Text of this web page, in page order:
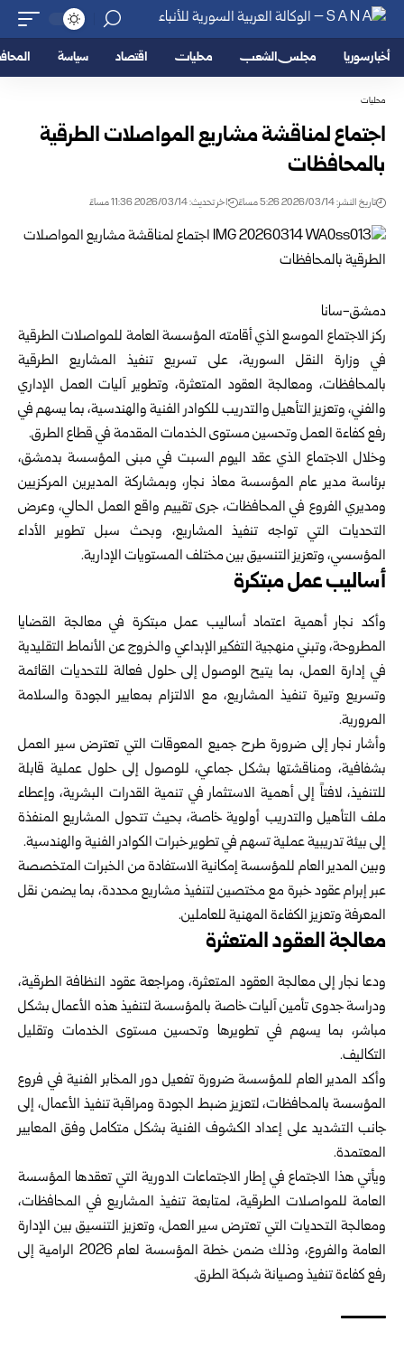
أخبار سوريا مجلس الشعب محليات اقتصاد سياسة
محليات
اجتماع لمناقشة مشاريع المواصلات الطرقية
بالمحافظات
تاريخ النشر: 2026/03/14 5:26 مساءً اخر تحديث: 2026/03/14 11:36 مساءً
دمشق-سانا
ركز الاجتماع الموسع الذي أقامته المؤسسة العامة للمواصلات الطرقية
في وزارة النقل السورية، على تسريع تنفيذ المشاريع الطرقية
بالمحافظات، ومعالجة العقود المتعثرة، وتطوير آليات العمل الإداري
والفني، وتعزيز التأهيل والتدريب للكوادر الفنية والهندسية، بما يسهم في
رفع كفاءة العمل وتحسين مستوى الخدمات المقدمة في قطاع الطرق.
وخلال الاجتماع الذي عقد اليوم السبت في مبنى المؤسسة بدمشق،
برئاسة مدير عام المؤسسة معاذ نجار، وبمشاركة المديرين المركزيين
ومديري الفروع في المحافظات، جرى تقييم واقع العمل الحالي، وعرض
التحديات التي تواجه تنفيذ المشاريع، وبحث سبل تطوير الأداء
المؤسسي، وتعزيز التنسيق بين مختلف المستويات الإدارية.
أساليب عمل مبتكرة
وأكد نجار أهمية اعتماد أساليب عمل مبتكرة في معالجة القضايا
المطروحة، وتبني منهجية التفكير الإبداعي والخروج عن الأنماط التقليدية
في إدارة العمل، بما يتيح الوصول إلى حلول فعالة للتحديات القائمة
وتسريع وتيرة تنفيذ المشاريع، مع الالتزام بمعايير الجودة والسلامة
المرورية.
وأشار نجار إلى ضرورة طرح جميع المعوقات التي تعترض سير العمل
بشفافية، ومناقشتها بشكل جماعي، للوصول إلى حلول عملية قابلة
للتنفيذ، لافتاً إلى أهمية الاستثمار في تنمية القدرات البشرية، وإعطاء
ملف التأهيل والتدريب أولوية خاصة، بحيث تتحول المشاريع المنفذة
إلى بيئة تدريبية عملية تسهم في تطوير خبرات الكوادر الفنية والهندسية.
وبين المدير العام للمؤسسة إمكانية الاستفادة من الخبرات المتخصصة
عبر إبرام عقود خبرة مع مختصين لتنفيذ مشاريع محددة، بما يضمن نقل
المعرفة وتعزيز الكفاءة المهنية للعاملين.
معالجة العقود المتعثرة
ودعا نجار إلى معالجة العقود المتعثرة، ومراجعة عقود النظافة الطرقية،
ودراسة جدوى تأمين آليات خاصة بالمؤسسة لتنفيذ هذه الأعمال بشكل
مباشر، بما يسهم في تطويرها وتحسين مستوى الخدمات وتقليل
التكاليف.
وأكد المدير العام للمؤسسة ضرورة تفعيل دور المخابر الفنية في فروع
المؤسسة بالمحافظات، لتعزيز ضبط الجودة ومراقبة تنفيذ الأعمال، إلى
جانب التشديد على إعداد الكشوف الفنية بشكل متكامل وفق المعايير
المعتمدة.
ويأتي هذا الاجتماع في إطار الاجتماعات الدورية التي تعقدها المؤسسة
العامة للمواصلات الطرقية، لمتابعة تنفيذ المشاريع في المحافظات،
ومعالجة التحديات التي تعترض سير العمل، وتعزيز التنسيق بين الإدارة
العامة والفروع، وذلك ضمن خطة المؤسسة لعام 2026 الرامية إلى
رفع كفاءة تنفيذ وصيانة شبكة الطرق.